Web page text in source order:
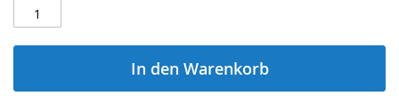
In den Warenkorb